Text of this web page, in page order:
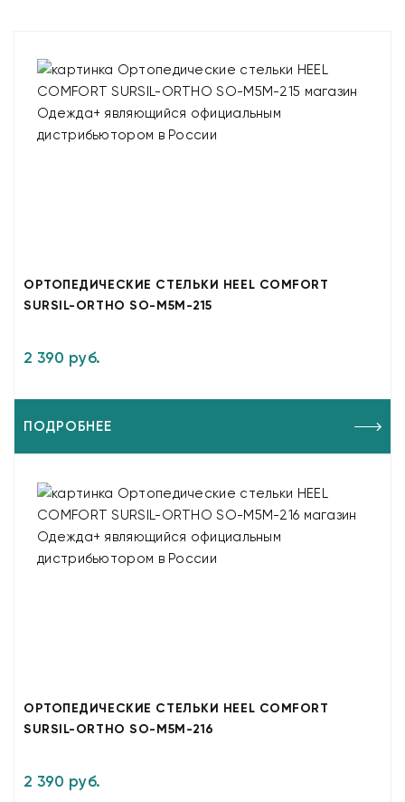
ОРТОПЕДИЧЕСКИЕ СТЕЛЬКИ HEEL COMFORT
SURSIL-ORTHO SO-M5M-215
2 390 руб.
ПОДРОБНЕЕ
ОРТОПЕДИЧЕСКИЕ СТЕЛЬКИ HEEL COMFORT
SURSIL-ORTHO SO-M5M-216
2 390 руб.